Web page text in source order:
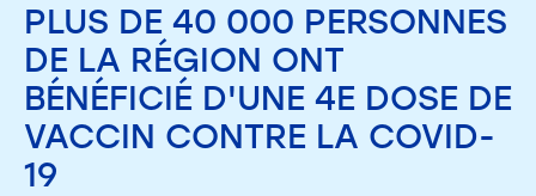
PLUS DE 40 000 PERSONNES
DE LA RÉGION ONT
BÉNÉFICIÉ D'UNE 4E DOSE DE
VACCIN CONTRE LA COVID-
19